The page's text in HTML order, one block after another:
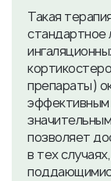
Такая
стандартное
препараты)
позволяет
в тех